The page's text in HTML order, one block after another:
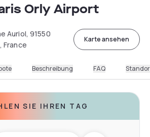
Orly Airport
Auriol, 91550
France
Karte ansehen
Beschreibung FAQ
SIE IHREN TAG